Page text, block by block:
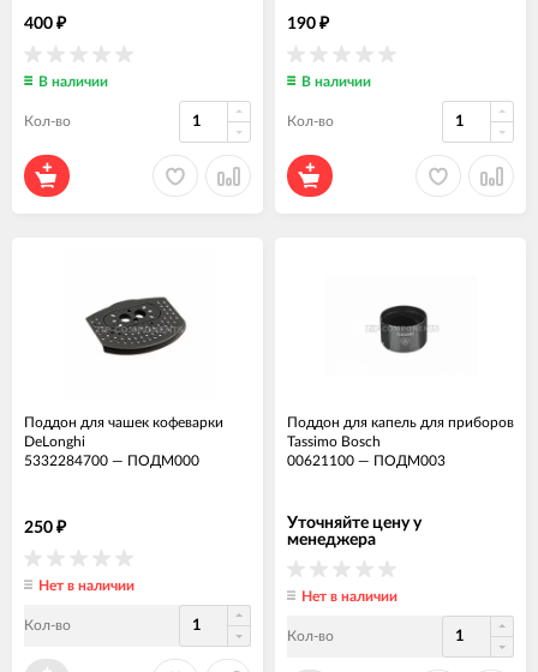
400 ₽
В наличии
Кол-во
190 ₽
В наличии
Кол-во
Поддон для чашек кофеварки
DeLonghi
5332284700 — ПОДМ000
250 ₽
Нет в наличии
Кол-во
Поддон для капель для приборов
Tassimo Bosch
00621100 — ПОДМ003
Уточняйте цену у
менеджера
Нет в наличии
Кол-во